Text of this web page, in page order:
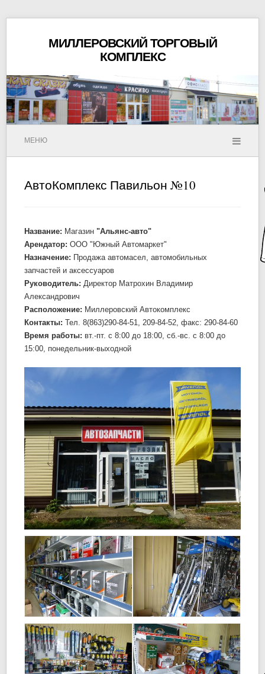
МИЛЛЕРОВСКИЙ ТОРГОВЫЙ
КОМПЛЕКС
МЕНЮ
АвтоКомплекс Павильон №10
Название: Магазин "Альянс-авто"
Арендатор: ООО "Южный Автомаркет"
Назначение: Продажа автомасел, автомобильных
запчастей и аксессуаров
Руководитель: Директор Матрохин Владимир
Александрович
Расположение: Миллеровский Автокомплекс
Контакты: Тел. 8(863)290-84-51, 209-84-52, факс: 290-84-60
Время работы: вт.-пт. c 8:00 до 18:00, сб.-вс. c 8:00 до
15:00, понедельник-выходной